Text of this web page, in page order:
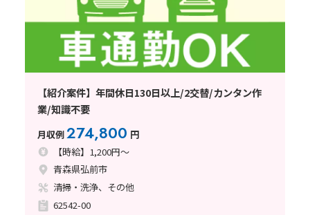
【紹介案件】年間休日130日以上/2交替/カンタン作
業/知識不要
月収例274,800 円
【時給】1,200円～
青森県弘前市
清掃・洗浄、その他
62542-00